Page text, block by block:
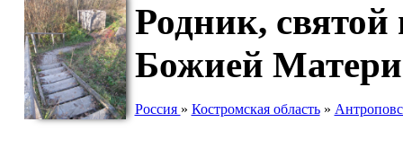
Родник,
Божией
Россия » Костромская область»